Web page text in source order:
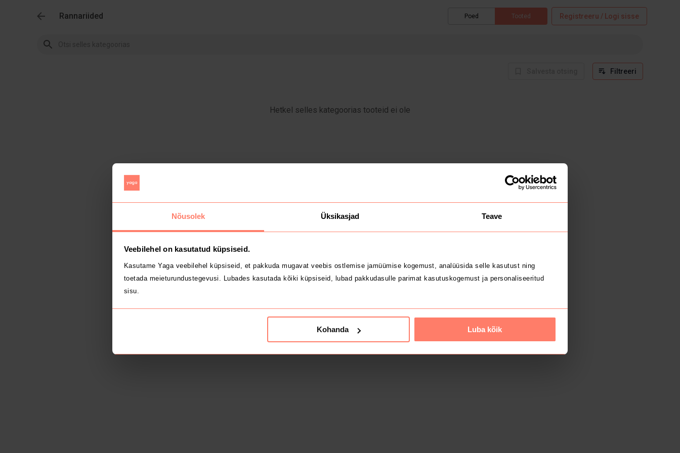
Nõusolek Üksikasjad Teave
Veebilehel on kasutatud küpsiseid.
Kasutame Yaga veebilehel küpsiseid, et pakkuda mugavat veebis ostlemise jamüümise kogemust, analüüsida selle kasutust ning
toetada meieturundustegevusi. Lubades kasutada kõiki küpsiseid, lubad pakkudasulle parimat kasutuskogemust ja personaliseeritud
sisu.
Kohanda Luba kõik
Rannariided Poed Tooted Registreeru / Logi sisse
Filtreeri
Hetkel selles kategoorias tooteid ei ole